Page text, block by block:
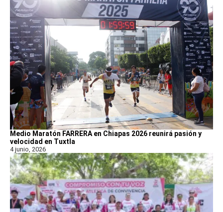
Medio Maratón FARRERA en Chiapas 2026 reunirá pasión y
velocidad en Tuxtla
4 junio, 2026